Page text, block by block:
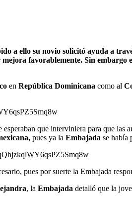
a ello su novio solicitó ayuda a
favorablemente. Sin embargo
en República Dominicana como al
esperaban que interviniera para que las
pues ya la Embajada se había
pues por suerte la Embajada
, la Embajada detalló que la